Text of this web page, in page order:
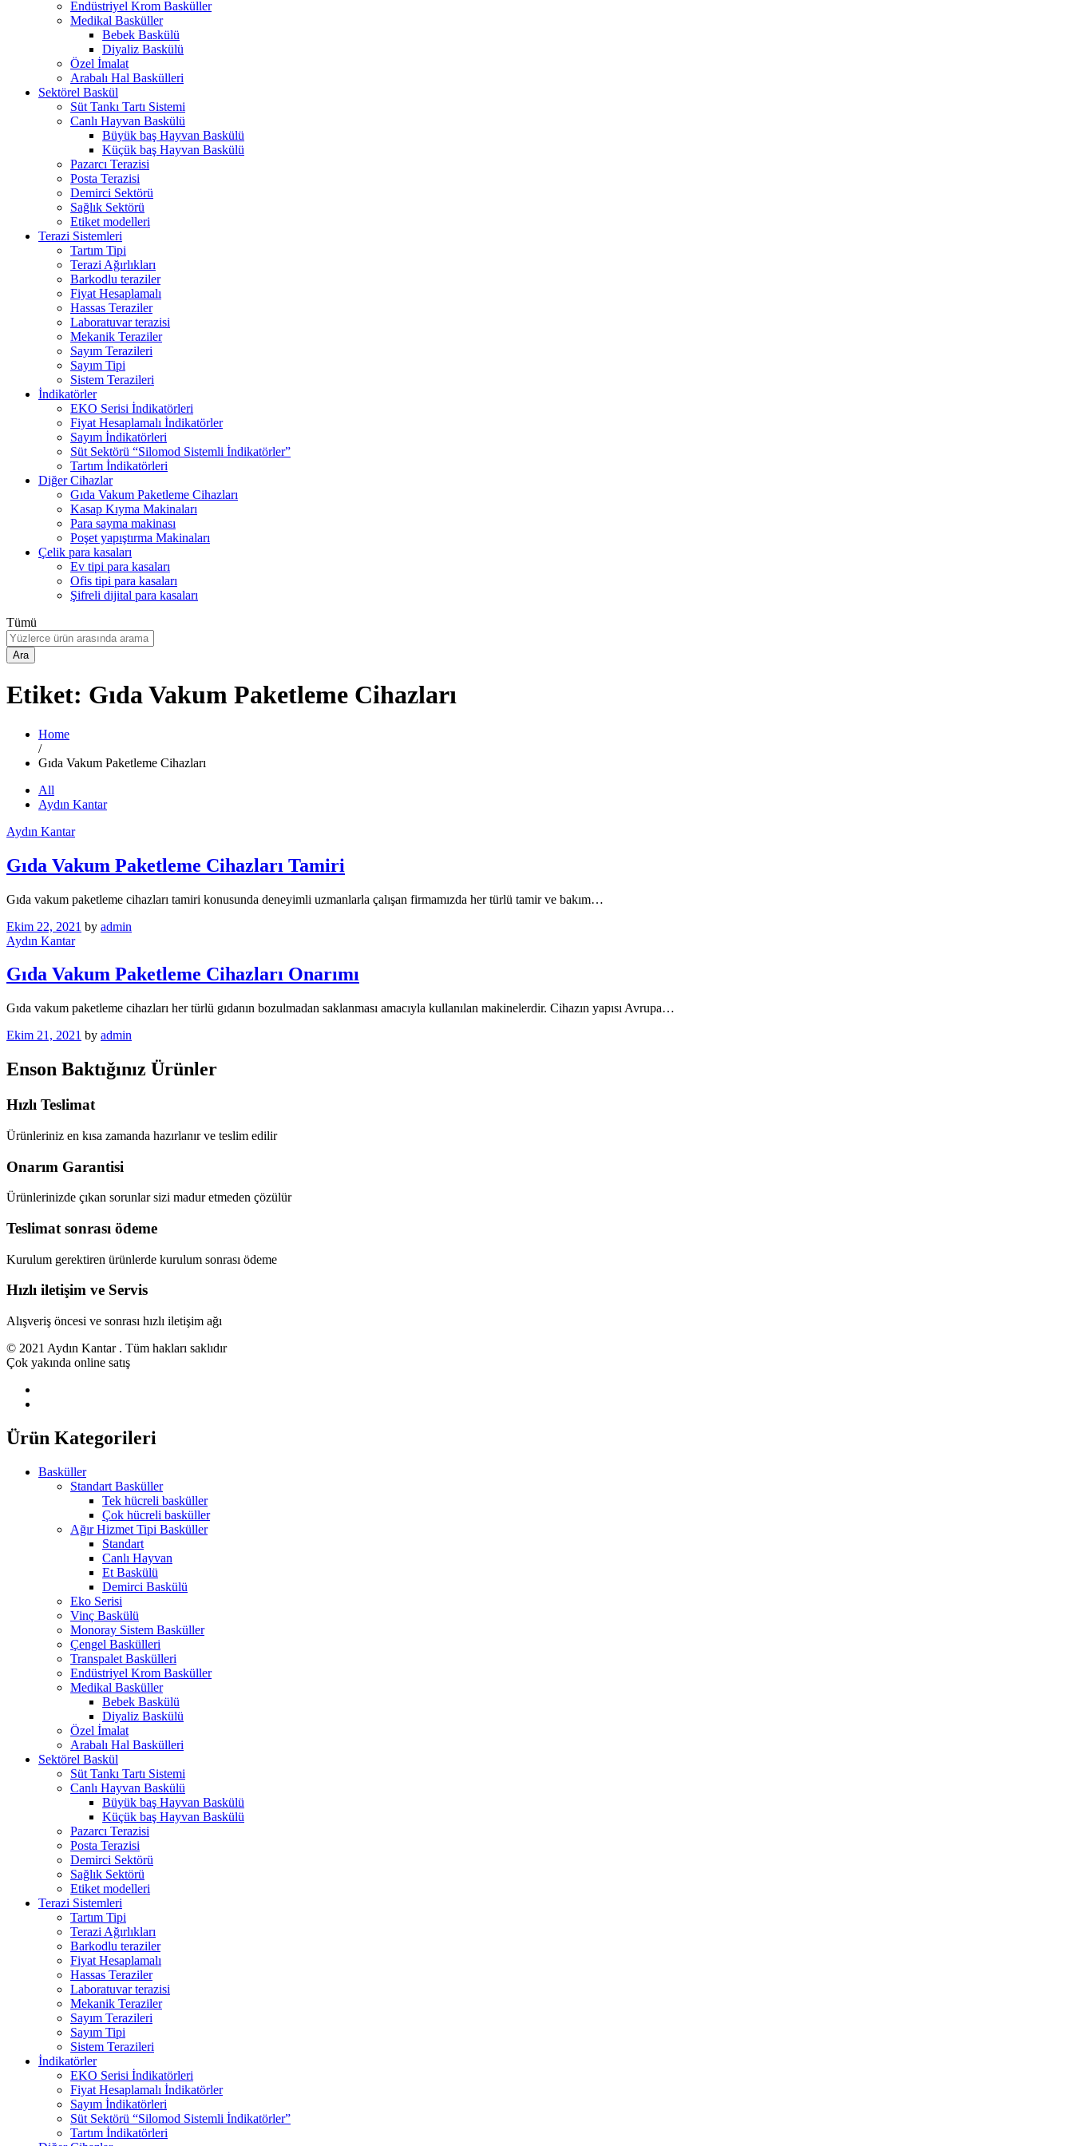
Endüstriyel Krom Basküller
Medikal Basküller
Bebek Baskülü
Diyaliz Baskülü
Özel İmalat
Arabalı Hal Baskülleri
Sektörel Baskül
Süt Tankı Tartı Sistemi
Canlı Hayvan Baskülü
Büyük baş Hayvan Baskülü
Küçük baş Hayvan Baskülü
Pazarcı Terazisi
Posta Terazisi
Demirci Sektörü
Sağlık Sektörü
Etiket modelleri
Terazi Sistemleri
Tartım Tipi
Terazi Ağırlıkları
Barkodlu teraziler
Fiyat Hesaplamalı
Hassas Teraziler
Laboratuvar terazisi
Mekanik Teraziler
Sayım Terazileri
Sayım Tipi
Sistem Terazileri
İndikatörler
EKO Serisi İndikatörleri
Fiyat Hesaplamalı İndikatörler
Sayım İndikatörleri
Süt Sektörü “Silomod Sistemli İndikatörler”
Tartım İndikatörleri
Diğer Cihazlar
Gıda Vakum Paketleme Cihazları
Kasap Kıyma Makinaları
Para sayma makinası
Poşet yapıştırma Makinaları
Çelik para kasaları
Ev tipi para kasaları
Ofis tipi para kasaları
Şifreli dijital para kasaları
Tümü
Ara
Etiket: Gıda Vakum Paketleme Cihazları
Home
/
Gıda Vakum Paketleme Cihazları
All
Aydın Kantar
Aydın Kantar
Gıda Vakum Paketleme Cihazları Tamiri
Gıda vakum paketleme cihazları tamiri konusunda deneyimli uzmanlarla çalışan firmamızda her türlü tamir ve bakım…
Ekim 22, 2021 by admin
Aydın Kantar
Gıda Vakum Paketleme Cihazları Onarımı
Gıda vakum paketleme cihazları her türlü gıdanın bozulmadan saklanması amacıyla kullanılan makinelerdir. Cihazın yapısı Avrupa…
Ekim 21, 2021 by admin
Enson Baktığınız Ürünler
Hızlı Teslimat
Ürünleriniz en kısa zamanda hazırlanır ve teslim edilir
Onarım Garantisi
Ürünlerinizde çıkan sorunlar sizi madur etmeden çözülür
Teslimat sonrası ödeme
Kurulum gerektiren ürünlerde kurulum sonrası ödeme
Hızlı iletişim ve Servis
Alışveriş öncesi ve sonrası hızlı iletişim ağı
© 2021 Aydın Kantar . Tüm hakları saklıdır
Çok yakında online satış
Ürün Kategorileri
Basküller
Standart Basküller
Tek hücreli basküller
Çok hücreli basküller
Ağır Hizmet Tipi Basküller
Standart
Canlı Hayvan
Et Baskülü
Demirci Baskülü
Eko Serisi
Vinç Baskülü
Monoray Sistem Basküller
Çengel Baskülleri
Transpalet Baskülleri
Endüstriyel Krom Basküller
Medikal Basküller
Bebek Baskülü
Diyaliz Baskülü
Özel İmalat
Arabalı Hal Baskülleri
Sektörel Baskül
Süt Tankı Tartı Sistemi
Canlı Hayvan Baskülü
Büyük baş Hayvan Baskülü
Küçük baş Hayvan Baskülü
Pazarcı Terazisi
Posta Terazisi
Demirci Sektörü
Sağlık Sektörü
Etiket modelleri
Terazi Sistemleri
Tartım Tipi
Terazi Ağırlıkları
Barkodlu teraziler
Fiyat Hesaplamalı
Hassas Teraziler
Laboratuvar terazisi
Mekanik Teraziler
Sayım Terazileri
Sayım Tipi
Sistem Terazileri
İndikatörler
EKO Serisi İndikatörleri
Fiyat Hesaplamalı İndikatörler
Sayım İndikatörleri
Süt Sektörü “Silomod Sistemli İndikatörler”
Tartım İndikatörleri